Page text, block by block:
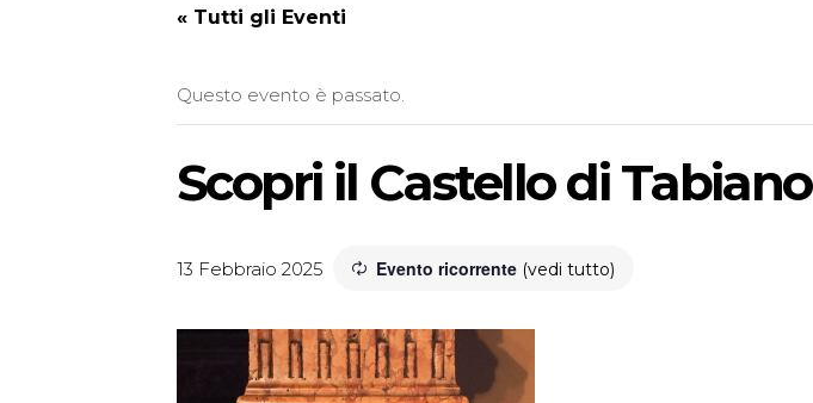
« Tutti gli Eventi
Questo evento è passato.
Scopri il Castello di Tabiano
13 Febbraio 2025 Evento ricorrente (vedi tutto)